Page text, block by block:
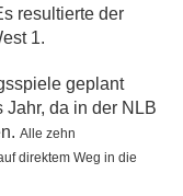
resultierte der
1.
geplant
da in der NLB
Alle zehn
direktem Weg in die